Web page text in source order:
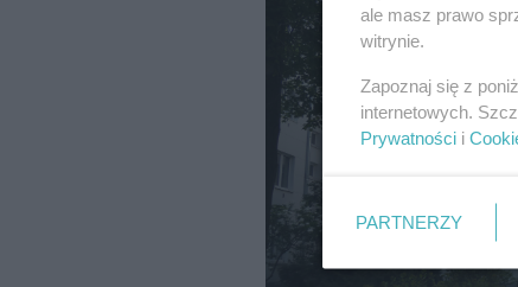
ale masz prawo
witrynie.
Zapoznaj się z
internetowych.
Prywatności i
PARTNERZY